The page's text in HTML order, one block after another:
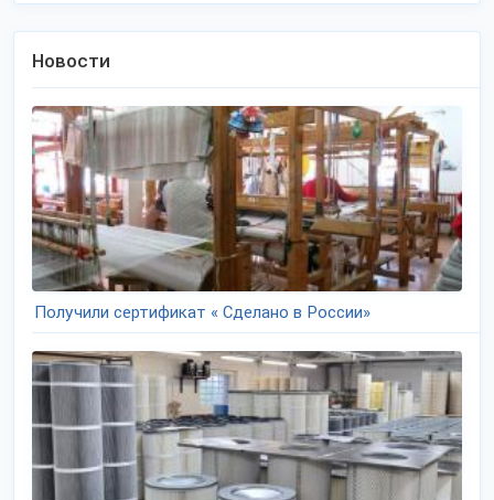
Новости
Получили сертификат « Сделано в России»